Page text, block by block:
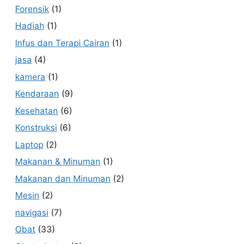
Forensik (1)
Hadiah (1)
Infus dan Terapi Cairan (1)
jasa (4)
kamera (1)
Kendaraan (9)
Kesehatan (6)
Konstruksi (6)
Laptop (2)
Makanan & Minuman (1)
Makanan dan Minuman (2)
Mesin (2)
navigasi (7)
Obat (33)